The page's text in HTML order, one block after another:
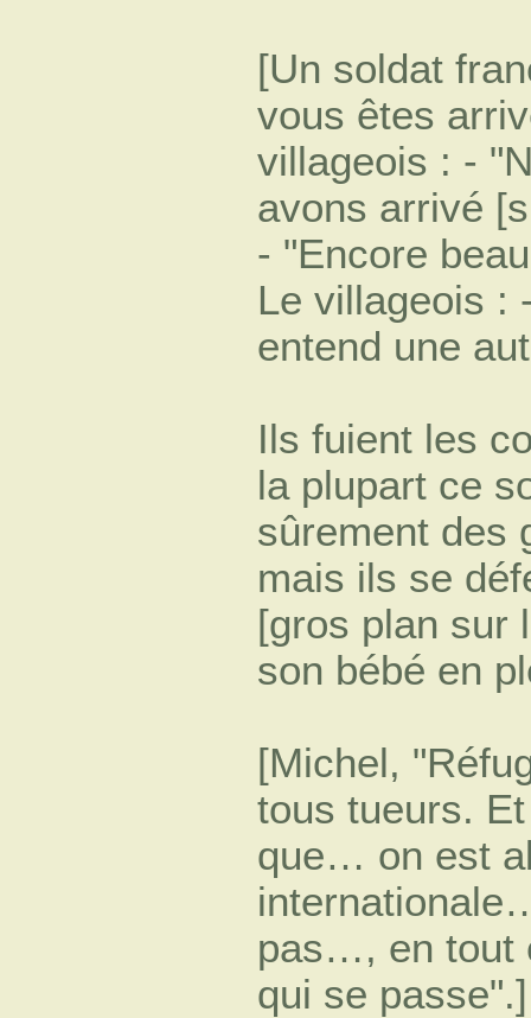
[Un soldat
vous êtes
villageois : -
avons arrivé
- "Encore
Le villageois :
entend une
Ils fuient les
la plupart ce
sûrement des
mais ils se
[gros plan sur
son bébé en
[Michel,
tous tueurs.
que… on est
pas…, en tout
qui se passe".]